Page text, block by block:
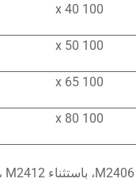
100 x 40
100 x 50
100 x 65
100 x 80